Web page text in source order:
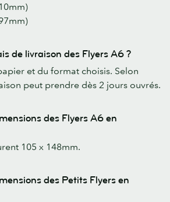
de livraison des Flyers A6 ?
et du format choisis. Selon
peut prendre dès 2 jours ouvrés.
des Flyers A6 en
105 x 148mm.
des Petits Flyers en